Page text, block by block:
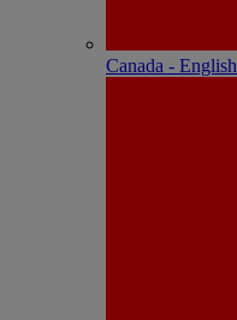
Canada - English